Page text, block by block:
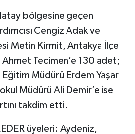
bölgesine geçen
Cengiz Adak ve
Metin Kirmit, Antakya İlçe
Tecimen’e 130 adet;
Müdürü Erdem Yaşar
Müdürü Ali Demir’e ise
takdim etti.
üyeleri: Aydeniz,